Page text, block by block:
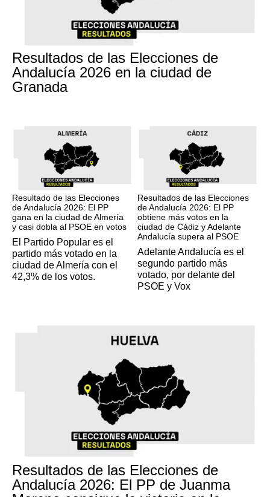
Resultados de las Elecciones de
Andalucía 2026 en la ciudad de
Granada
Resultado de las Elecciones
de Andalucía 2026: El PP
gana en la ciudad de Almería
y casi dobla al PSOE en votos
El Partido Popular es el
partido más votado en la
ciudad de Almería con el
42,3% de los votos.
Resultados de las Elecciones
de Andalucía 2026: El PP
obtiene más votos en la
ciudad de Cádiz y Adelante
Andalucía supera al PSOE
Adelante Andalucía es el
segundo partido más
votado, por delante del
PSOE y Vox
Resultados de las Elecciones de
Andalucía 2026: El PP de Juanma